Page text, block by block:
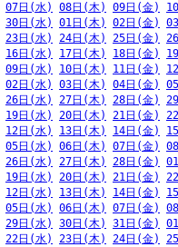
07日(水) 08日(木) 09日(金)
30日(水) 01日(木) 02日(金)
23日(水) 24日(木) 25日(金)
16日(水) 17日(木) 18日(金)
09日(水) 10日(木) 11日(金)
02日(水) 03日(木) 04日(金)
26日(水) 27日(木) 28日(金)
19日(水) 20日(木) 21日(金)
12日(水) 13日(木) 14日(金)
05日(水) 06日(木) 07日(金)
26日(水) 27日(木) 28日(金)
19日(水) 20日(木) 21日(金)
12日(水) 13日(木) 14日(金)
05日(水) 06日(木) 07日(金)
29日(水) 30日(木) 31日(金)
22日(水) 23日(木) 24日(金)